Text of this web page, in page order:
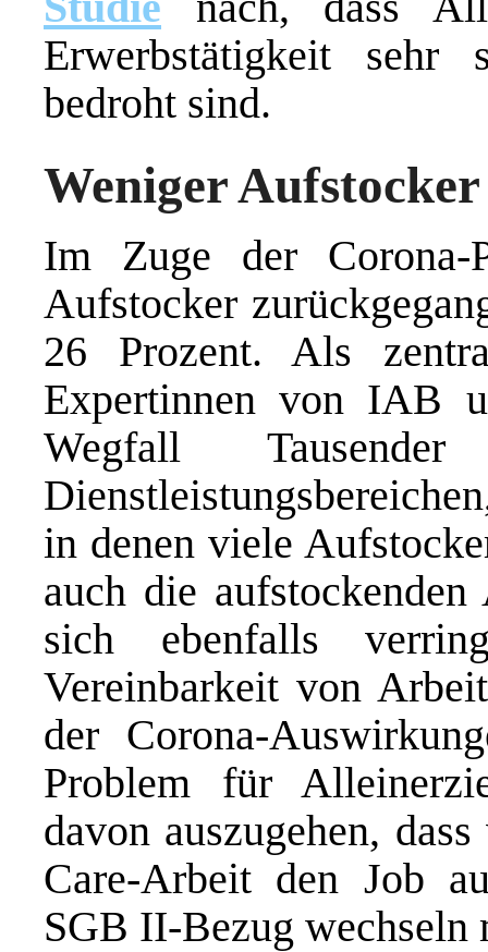
Erwerbstätigkeit sehr
bedroht sind.
Weniger
Im Zuge der
Aufstocker
26 Prozent. Als
Expertinnen von IAB
Wegfall
in denen viele
auch die
sich ebenfalls
Vereinbarkeit von
der Corona-
Problem für
davon auszugehen,
Care-Arbeit den Job
SGB II-Bezug wechseln